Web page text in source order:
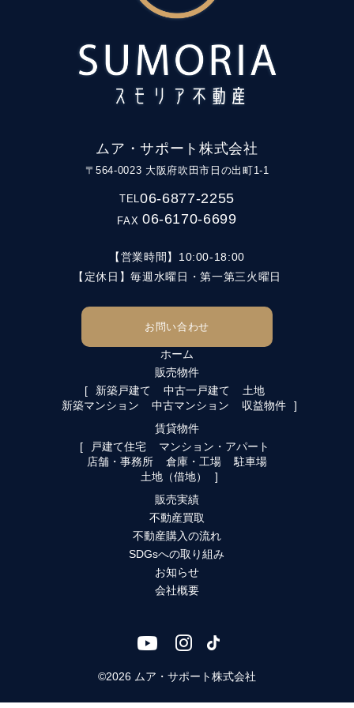
ムア・サポート株式会社
〒564-0023 大阪府吹田市日の出町1-1
TEL06-6877-2255
FAX 06-6170-6699
【営業時間】10:00-18:00
【定休日】毎週水曜日・第一第三火曜日
お問い合わせ
ホーム
販売物件
新築戸建て
中古一戸建て
土地
新築マンション
中古マンション
収益物件
賃貸物件
戸建て住宅
マンション・アパート
店舗・事務所
倉庫・工場
駐車場
土地（借地）
販売実績
不動産買取
不動産購入の流れ
SDGsへの取り組み
お知らせ
会社概要
©2026 ムア・サポート株式会社